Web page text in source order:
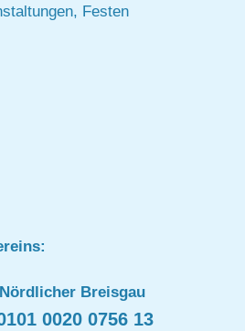
Festen
Breisgau
0020 0756 13